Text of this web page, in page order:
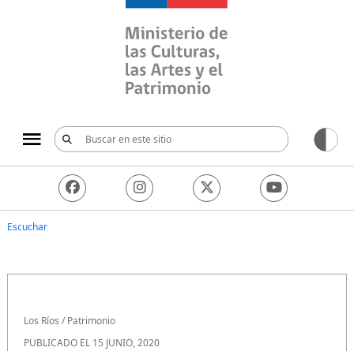
Ministerio de las
Escuchar
Los Ríos /Patrimonio
PUBLICADO EL 15 JUNIO, 2020